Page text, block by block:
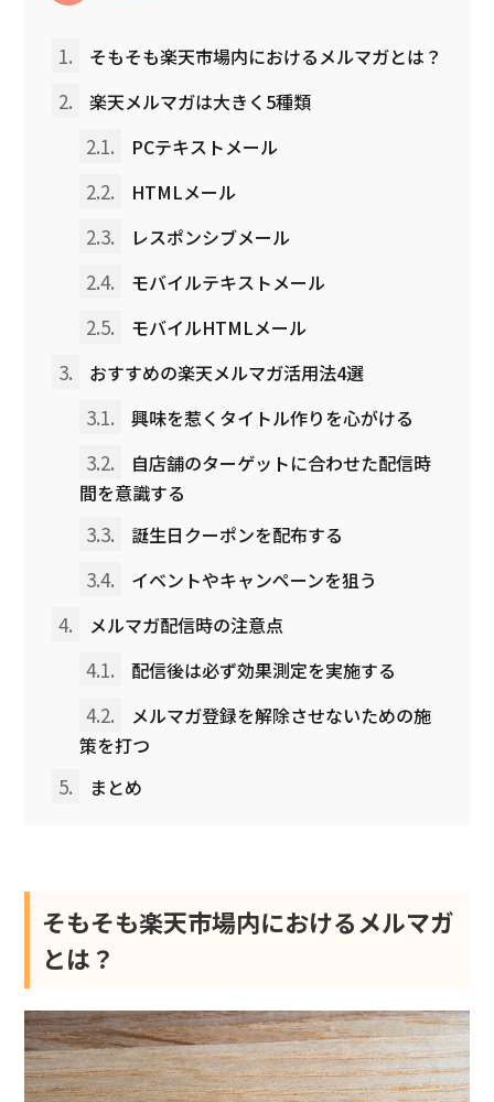
1. そもそも楽天市場内におけるメルマガとは？
2. 楽天メルマガは大きく5種類
2.1. PCテキストメール
2.2. HTMLメール
2.3. レスポンシブメール
2.4. モバイルテキストメール
2.5. モバイルHTMLメール
3. おすすめの楽天メルマガ活用法4選
3.1. 興味を惹くタイトル作りを心がける
3.2.
自店舗のターゲットに合わせた配信時
間を意識する
3.3. 誕生日クーポンを配布する
3.4. イベントやキャンペーンを狙う
4. メルマガ配信時の注意点
4.1. 配信後は必ず効果測定を実施する
4.2.
メルマガ登録を解除させないための施
策を打つ
5. まとめ
そもそも楽天市場内におけるメルマガ
とは？